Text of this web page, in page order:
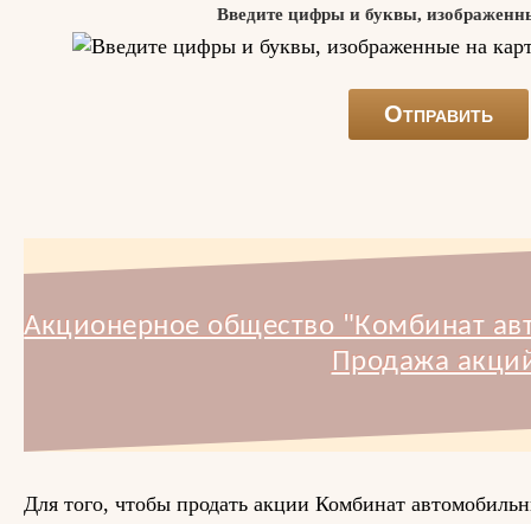
Введите цифры и буквы,
Акционерное общество "Комбинат
Продажа
Для того, чтобы продать акции Комбинат